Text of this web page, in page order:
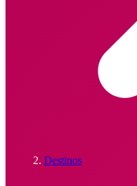
Destinos